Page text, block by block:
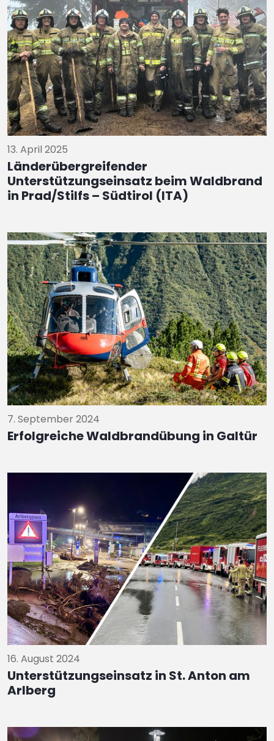
13. April 2025
Länderübergreifender
Unterstützungseinsatz beim Waldbrand
in Prad/Stilfs – Südtirol (ITA)
7. September 2024
Erfolgreiche Waldbrandübung in Galtür
16. August 2024
Unterstützungseinsatz in St. Anton am
Arlberg